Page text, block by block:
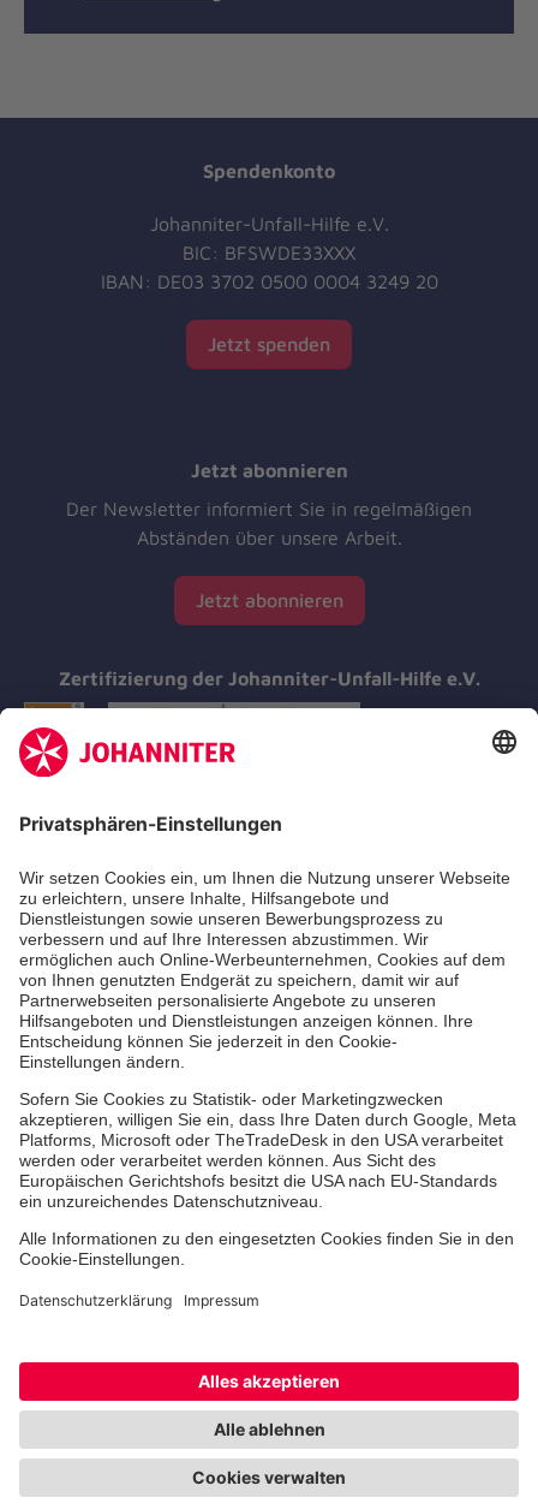
Spendenkonto
Johanniter-Unfall-Hilfe e.V.
BIC: BFSWDE33XXX
IBAN: DE03 3702 0500 0004 3249 20
Jetzt spenden
Jetzt abonnieren
Der Newsletter informiert Sie in regelmäßigen
Abständen über unsere Arbeit.
Jetzt abonnieren
Zertifizierung der Johanniter-Unfall-Hilfe e.V.
Aus- & Fortbildungen
Erste-Hilfe-Kurse
Jobs & Ehrenamt
Freiwilligendienst
Spendenprojekte
Johanniter-Jugend
Einrichtungen
Cookie-Einstellungen Datenschutz Barrierefreiheit
Impressum Kontakt Widerruf